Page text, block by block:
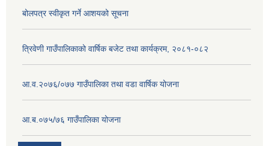
बोलपत्र स्वीकृत गर्ने आशयको सूचना
त्रिवेणी गाउँपालिकाको वार्षिक बजेट तथा कार्यक्रम, २०८१-०८२
आ.व.२०७६/०७७ गाउँपालिका तथा वडा वार्षिक योजना
आ.ब.०७५/७६ गाउँपालिका योजना